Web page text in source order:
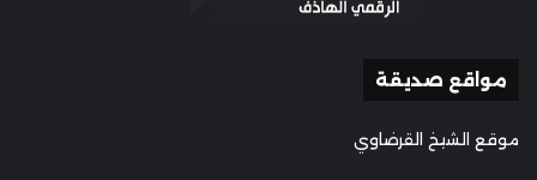
مواقع صديقة
موقع الشيخ القرضاوي